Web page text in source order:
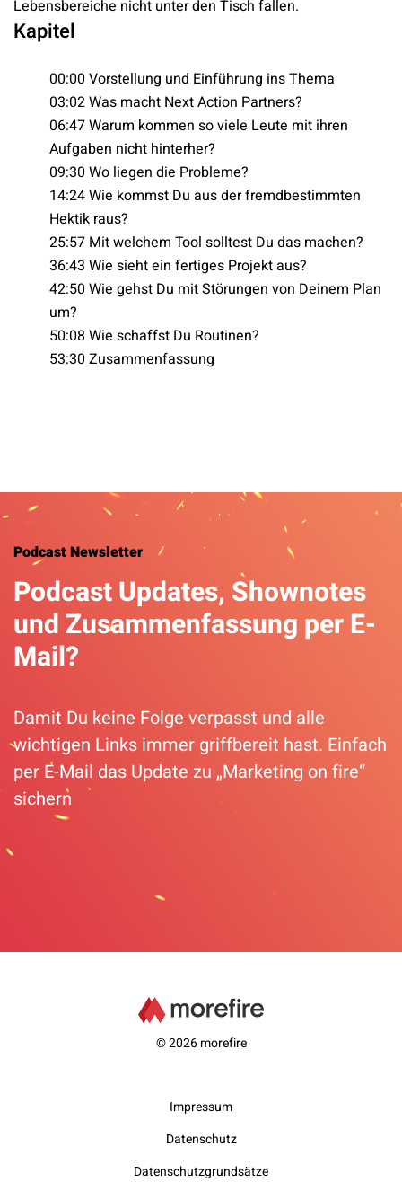
Lebensbereiche nicht unter den Tisch fallen.
Kapitel
00:00 Vorstellung und Einführung ins Thema
03:02 Was macht Next Action Partners?
06:47 Warum kommen so viele Leute mit ihren
Aufgaben nicht hinterher?
09:30 Wo liegen die Probleme?
14:24 Wie kommst Du aus der fremdbestimmten
Hektik raus?
25:57 Mit welchem Tool solltest Du das machen?
36:43 Wie sieht ein fertiges Projekt aus?
42:50 Wie gehst Du mit Störungen von Deinem Plan
um?
50:08 Wie schaffst Du Routinen?
53:30 Zusammenfassung
Podcast Newsletter
Podcast Updates, Shownotes
und Zusammenfassung per E-
Mail?
Damit Du keine Folge verpasst und alle
wichtigen Links immer griffbereit hast. Einfach
per E-Mail das Update zu „Marketing on fire“
sichern
© 2026 morefire
Impressum
Datenschutz
Datenschutzgrundsätze